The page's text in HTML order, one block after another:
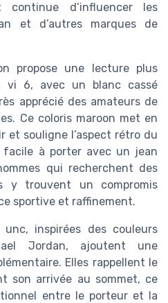
d’influencer les
et d’autres marques de
propose une lecture plus
vi 6, avec un blanc cassé
apprécié des amateurs de
Ce coloris maroon met en
souligne l’aspect rétro du
à porter avec un jean
qui recherchent des
y trouvent un compromis
sportive et raffinement.
inspirées des couleurs
Jordan, ajoutent une
Elles rappellent le
son arrivée au sommet, ce
entre le porteur et la